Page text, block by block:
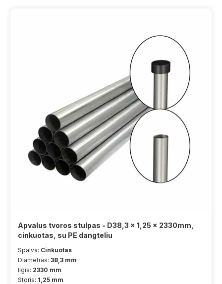
Apvalus tvoros stulpas - D38,3 x 1,25 x 2330mm,
cinkuotas, su PE dangteliu
Spalva: Cinkuotas
Diametras: 38,3 mm
Ilgis: 2330 mm
Storis: 1,25 mm